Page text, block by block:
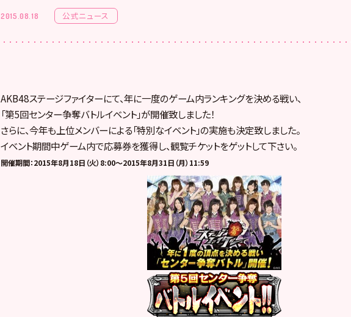
2015.08.18 公式ニュース
AKB48ステージファイターにて、年に一度のゲーム内ランキングを決める戦い、
「第5回センター争奪バトルイベント」が開催致しました！
さらに、今年も上位メンバーによる「特別なイベント」の実施も決定致しました。
イベント期間中ゲーム内で応募券を獲得し、観覧チケットをゲットして下さい。
開催期間：2015年8月18日（火）8:00～2015年8月31日（月）11:59